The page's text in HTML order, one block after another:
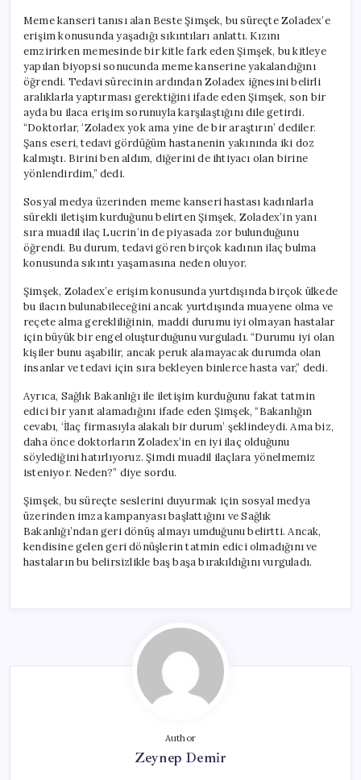
Meme kanseri tanısı alan Beste Şimşek, bu süreçte Zoladex’e
erişim konusunda yaşadığı sıkıntıları anlattı. Kızını
emzirirken memesinde bir kitle fark eden Şimşek, bu kitleye
yapılan biyopsi sonucunda meme kanserine yakalandığını
öğrendi. Tedavi sürecinin ardından Zoladex iğnesini belirli
aralıklarla yaptırması gerektiğini ifade eden Şimşek, son bir
ayda bu ilaca erişim sorunuyla karşılaştığını dile getirdi.
“Doktorlar, ‘Zoladex yok ama yine de bir araştırın’ dediler.
Şans eseri, tedavi gördüğüm hastanenin yakınında iki doz
kalmıştı. Birini ben aldım, diğerini de ihtiyacı olan birine
yönlendirdim,” dedi.
Sosyal medya üzerinden meme kanseri hastası kadınlarla
sürekli iletişim kurduğunu belirten Şimşek, Zoladex’in yanı
sıra muadil ilaç Lucrin’in de piyasada zor bulunduğunu
öğrendi. Bu durum, tedavi gören birçok kadının ilaç bulma
konusunda sıkıntı yaşamasına neden oluyor.
Şimşek, Zoladex’e erişim konusunda yurtdışında birçok ülkede
bu ilacın bulunabileceğini ancak yurtdışında muayene olma ve
reçete alma gerekliliğinin, maddi durumu iyi olmayan hastalar
için büyük bir engel oluşturduğunu vurguladı. “Durumu iyi olan
kişiler bunu aşabilir, ancak peruk alamayacak durumda olan
insanlar ve tedavi için sıra bekleyen binlerce hasta var,” dedi.
Ayrıca, Sağlık Bakanlığı ile iletişim kurduğunu fakat tatmin
edici bir yanıt alamadığını ifade eden Şimşek, “Bakanlığın
cevabı, ‘İlaç firmasıyla alakalı bir durum’ şeklindeydi. Ama biz,
daha önce doktorların Zoladex’in en iyi ilaç olduğunu
söylediğini hatırlıyoruz. Şimdi muadil ilaçlara yönelmemiz
isteniyor. Neden?” diye sordu.
Şimşek, bu süreçte seslerini duyurmak için sosyal medya
üzerinden imza kampanyası başlattığını ve Sağlık
Bakanlığı’ndan geri dönüş almayı umduğunu belirtti. Ancak,
kendisine gelen geri dönüşlerin tatmin edici olmadığını ve
hastaların bu belirsizlikle baş başa bırakıldığını vurguladı.
Author
Zeynep Demir